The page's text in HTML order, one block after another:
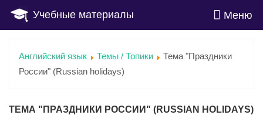
Учебные материалы Меню
Английский язык Темы / Топики
Тема "Праздники
России" (Russian holidays)
ТЕМА "ПРАЗДНИКИ РОССИИ" (RUSSIAN HOLIDAYS)